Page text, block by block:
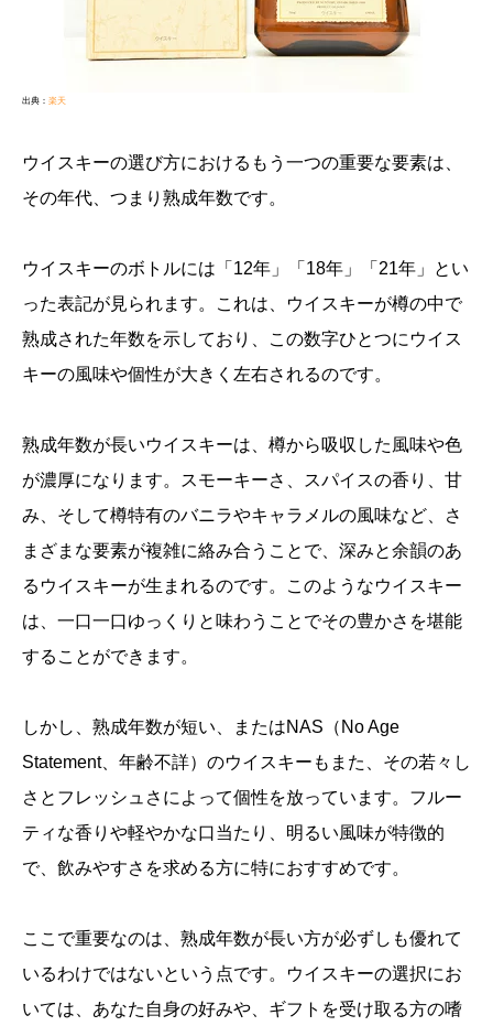
出典： 楽天
ウイスキーの選び方におけるもう一つの重要な要素は、
その年代、つまり熟成年数です。
ウイスキーのボトルには「12年」「18年」「21年」とい
った表記が見られます。これは、ウイスキーが樽の中で
熟成された年数を示しており、この数字ひとつにウイス
キーの風味や個性が大きく左右されるのです。
熟成年数が長いウイスキーは、樽から吸収した風味や色
が濃厚になります。スモーキーさ、スパイスの香り、甘
み、そして樽特有のバニラやキャラメルの風味など、さ
まざまな要素が複雑に絡み合うことで、深みと余韻のあ
るウイスキーが生まれるのです。このようなウイスキー
は、一口一口ゆっくりと味わうことでその豊かさを堪能
することができます。
しかし、熟成年数が短い、またはNAS（No Age
Statement、年齢不詳）のウイスキーもまた、その若々し
さとフレッシュさによって個性を放っています。フルー
ティな香りや軽やかな口当たり、明るい風味が特徴的
で、飲みやすさを求める方に特におすすめです。
ここで重要なのは、熟成年数が長い方が必ずしも優れて
いるわけではないという点です。ウイスキーの選択にお
いては、あなた自身の好みや、ギフトを受け取る方の嗜